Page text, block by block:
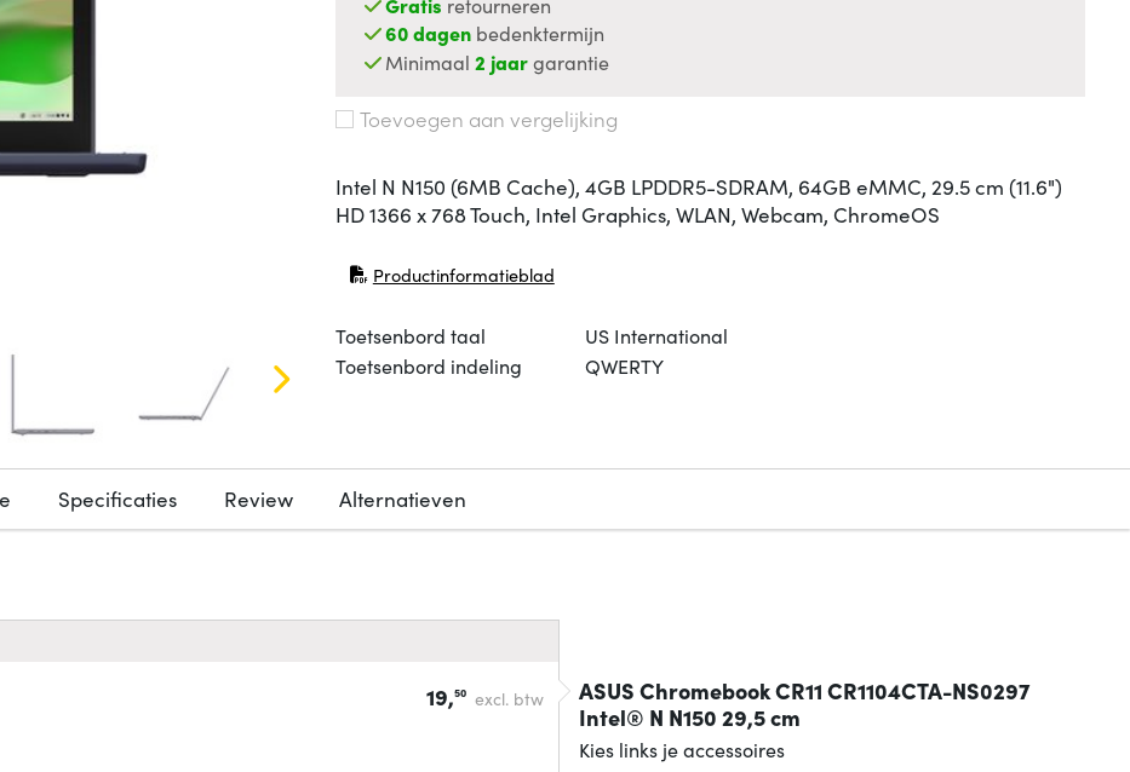
60 dagen bedenktermijn
Minimaal2 jaargarantie
Toevoegen aan vergelijking
Intel N N150 (6MB Cache), 4GB LPDDR5-SDRAM, 64GB eMMC, 29.5 cm (11.6")
HD 1366 x 768 Touch, Intel Graphics, WLAN, Webcam, ChromeOS
Productinformatieblad
(opent in nieuw venster)
Toetsenbord taal
US International
Toetsenbord indeling
QWERTY
Specificaties Review Alternatieven
19,50 excl. btw
ASUS Chromebook CR11 CR1104CTA-NS0297
Intel® N N150 29,5 cm
Kies links je accessoires